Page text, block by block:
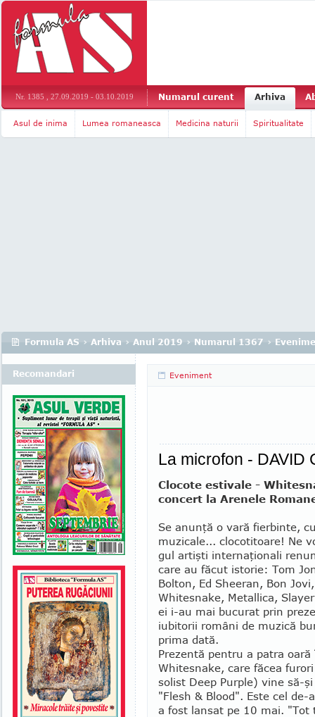
Nr. 1385 , 27.09.2019 - 03.10.2019 Numarul curent Arhiva
Asul de inima Lumea romaneasca Medicina naturii Spiritualitate
Formula AS › Arhiva › Anul 2019 › Numarul 1367 ›
Eveniment
La microfon - DAVID
Clocote estivale -
concert la Arenele
Se anunţă o vară fierbinte,
muzicale... clocotitoare! Ne
gul artişti internaţionali
care au făcut istorie: Tom
Bolton, Ed Sheeran, Bon
Whitesnake, Me­tallica,
ei i-au mai bucurat prin
iubitorii români de muzică
prima dată.
Prezentă pentru a patra
Whitesnake, care făcea
solist Deep Pur­ple) vine să-
"Flesh & Blood". Este cel
a fost lansat pe 10 mai. "Tot
Recomandari